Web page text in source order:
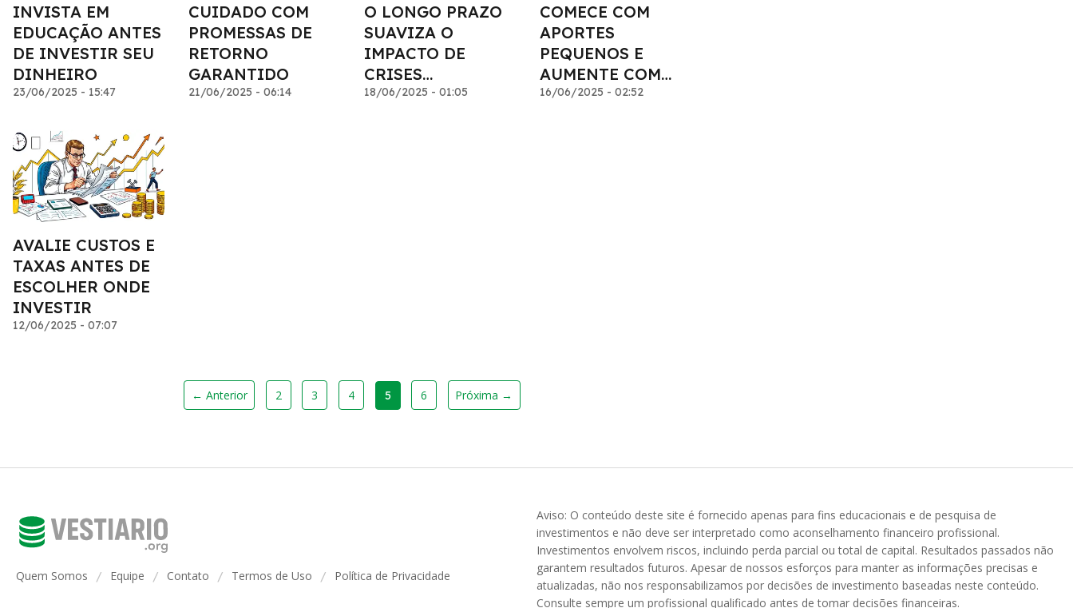
INVISTA EM
EDUCAÇÃO ANTES
DE INVESTIR SEU
DINHEIRO
23/06/2025 - 15:47
CUIDADO COM
PROMESSAS DE
RETORNO
GARANTIDO
21/06/2025 - 06:14
O LONGO PRAZO
SUAVIZA O
IMPACTO DE
CRISES
PASSAGEIRAS
18/06/2025 - 01:05
COMECE COM
APORTES
PEQUENOS E
AUMENTE COM
CONFIANÇA
16/06/2025 - 02:52
AVALIE CUSTOS E
TAXAS ANTES DE
ESCOLHER ONDE
INVESTIR
12/06/2025 - 07:07
← Anterior 2 3 4 5 6 Próxima →
Quem Somos / Equipe / Contato / Termos de Uso / Política de Privacidade
Aviso: O conteúdo deste site é fornecido apenas para fins educacionais e de pesquisa de
investimentos e não deve ser interpretado como aconselhamento financeiro profissional.
Investimentos envolvem riscos, incluindo perda parcial ou total de capital. Resultados passados não
garantem resultados futuros. Apesar de nossos esforços para manter as informações precisas e
atualizadas, não nos responsabilizamos por decisões de investimento baseadas neste conteúdo.
Consulte sempre um profissional qualificado antes de tomar decisões financeiras.